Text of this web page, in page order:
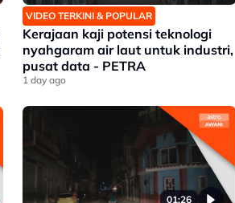
VIDEO TERKINI & POPULAR
Kerajaan kaji potensi teknologi
nyahgaram air laut untuk industri,
pusat data - PETRA
1 day ago
01:26